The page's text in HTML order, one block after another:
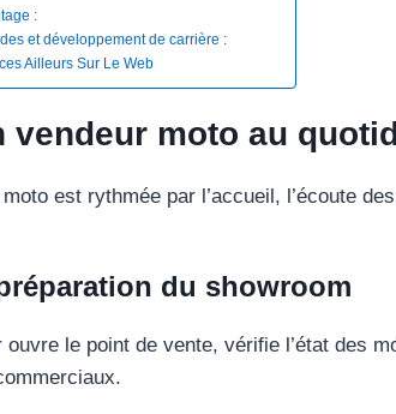
:
et développement de carrière :
Ailleurs Sur Le Web​
vendeur moto au
moto est rythmée par l’accueil, l’écoute
du showroom
ouvre le point de vente, vérifie l’état des